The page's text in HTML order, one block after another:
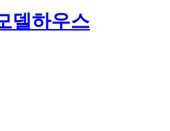
델하우스